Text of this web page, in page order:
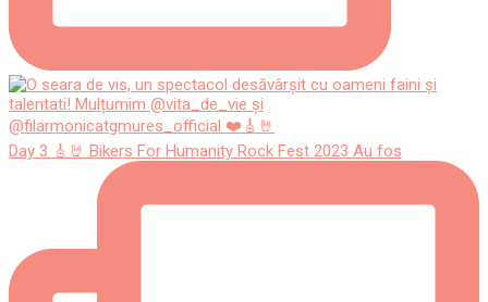
Day 3 🎸🤘 Bikers For Humanity Rock Fest 2023 Au fos